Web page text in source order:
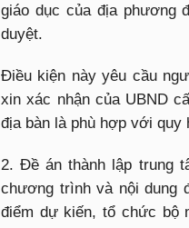
giáo dục của địa phương
duyệt.
Điều kiện này yêu cầu
xin xác nhận của UBND
địa bàn là phù hợp với quy
2. Đề án thành lập trung
chương trình và nội dung
điểm dự kiến, tổ chức bộ